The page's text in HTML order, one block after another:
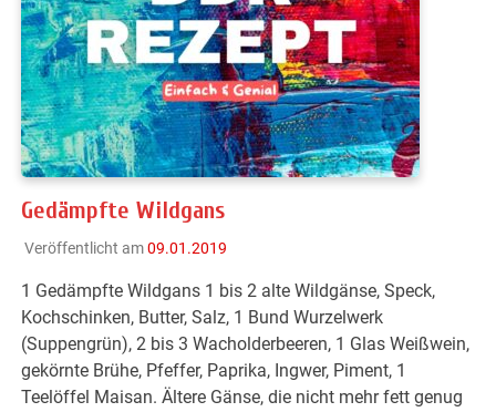
Gedämpfte Wildgans
Veröffentlicht am09.01.2019
1 Gedämpfte Wildgans 1 bis 2 alte Wildgänse, Speck,
Kochschinken, Butter, Salz, 1 Bund Wurzelwerk
(Suppengrün), 2 bis 3 Wacholderbeeren, 1 Glas Weißwein,
gekörnte Brühe, Pfeffer, Paprika, Ingwer, Piment, 1
Teelöffel Maisan. Ältere Gänse, die nicht mehr fett genug